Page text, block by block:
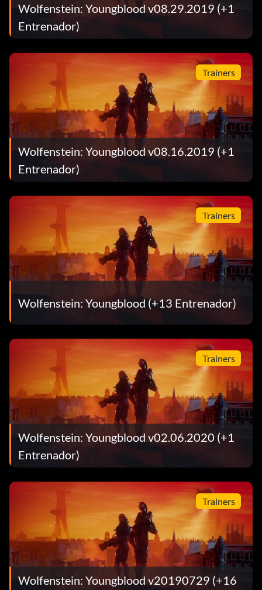
Wolfenstein: Youngblood v08.29.2019 (+1
Entrenador)
Trainers
Wolfenstein: Youngblood v08.16.2019 (+1
Entrenador)
Trainers
Wolfenstein: Youngblood (+13 Entrenador)
Trainers
Wolfenstein: Youngblood v02.06.2020 (+1
Entrenador)
Trainers
Wolfenstein: Youngblood v20190729 (+16